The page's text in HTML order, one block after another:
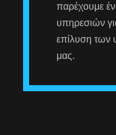
παρέχουμε
υπηρεσιών
επίλυση των
μας.